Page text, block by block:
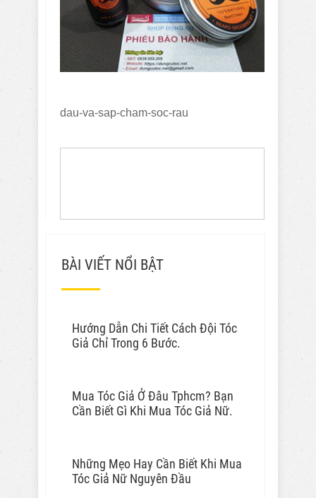
dau-va-sap-cham-soc-rau
BÀI VIẾT NỔI BẬT
Hướng Dẫn Chi Tiết Cách Đội Tóc
Giả Chỉ Trong 6 Bước.
Mua Tóc Giả Ở Đâu Tphcm? Bạn
Cần Biết Gì Khi Mua Tóc Giả Nữ.
Những Mẹo Hay Cần Biết Khi Mua
Tóc Giả Nữ Nguyên Đầu